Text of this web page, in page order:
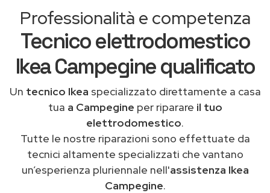
Professionalità e competenza
Tecnico elettrodomestico
Ikea Campegine qualificato
Un tecnico Ikea specializzato direttamente a casa
tua a Campegine per riparare il tuo
elettrodomestico.
Tutte le nostre riparazioni sono effettuate da
tecnici altamente specializzati che vantano
un’esperienza pluriennale nell'assistenza Ikea
Campegine.